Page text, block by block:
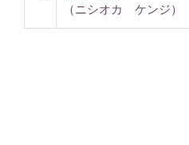
（ニシオカ ケンジ）